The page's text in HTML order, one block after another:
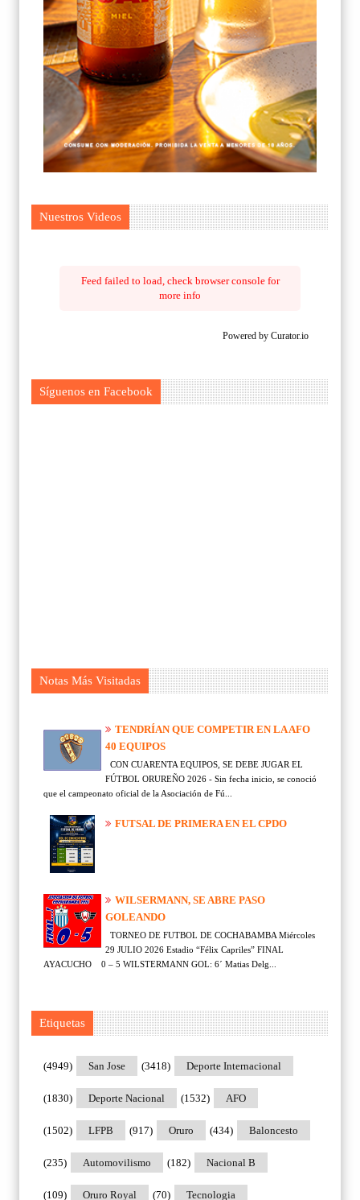
Nuestros Videos
Feed failed to load, check browser console for
more info
Powered by Curator.io
Síguenos en Facebook
Notas Más Visitadas
TENDRÍAN QUE COMPETIR EN LA AFO
40 EQUIPOS
CON CUARENTA EQUIPOS, SE DEBE JUGAR EL
FÚTBOL ORUREÑO 2026 - Sin fecha inicio, se conoció
que el campeonato oficial de la Asociación de Fú...
FUTSAL DE PRIMERA EN EL CPDO
WILSERMANN, SE ABRE PASO
GOLEANDO
TORNEO DE FUTBOL DE COCHABAMBA Miércoles
29 JULIO 2026 Estadio “Félix Capriles” FINAL
AYACUCHO 0 – 5 WILSTERMANN GOL: 6´ Matias Delg...
Etiquetas
San Jose
(4949) Deporte Internacional
(3418)
Deporte Nacional
(1830) AFO
(1532)
LFPB
(1502) Oruro
(917) Baloncesto
(434)
Automovilismo
(235) Nacional B
(182)
Oruro Royal
(109) Tecnologia
(70)